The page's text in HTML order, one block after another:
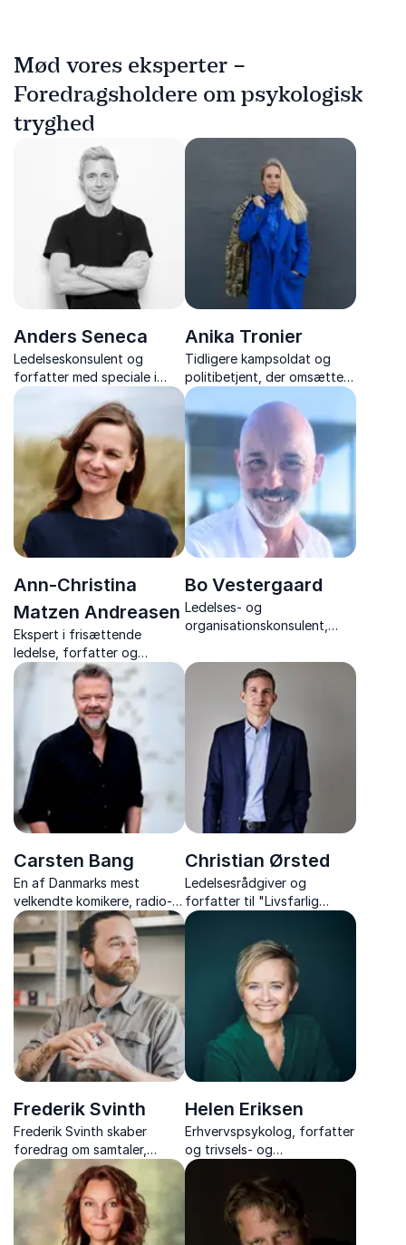
Mød vores eksperter –
Foredragsholdere om psykologisk
tryghed
Anders Seneca
Ledelseskonsulent og
forfatter med speciale i
kerneopgaven, med fokus
på hvordan vi kommer fra
hensigt til handling, og fra
standarder til succes.
Anika Tronier
Tidligere kampsoldat og
politibetjent, der omsætter
frygt, mod og ansvar til
konkret adfærd, kultur og
psykologisk tryghed i
organisationer.
Ann-Christina
Matzen Andreasen
Ekspert i frisættende
ledelse, forfatter og
inspirerende
foredragsholder
Bo Vestergaard
Ledelses- og
organisationskonsulent,
er ekspert i fair proces og
forandringsledelse
Carsten Bang
En af Danmarks mest
velkendte komikere, radio-
og tv-vært og formidler, gør
humor til et vigtigt værktøj i
hverdagen og kulturen på
arbejdspladsen.
Christian Ørsted
Ledelsesrådgiver og
forfatter til "Livsfarlig
ledelse" og "Fatale
forandringer". En af de mest
anvendte eksperter inden
for ledelse og psykologisk
Frederik Svinth
Frederik Svinth skaber
foredrag om samtaler,
fællesskab og relationer
med varme, humor og et
sprog, der rammer det, vi
alle kender.
Helen Eriksen
Erhvervspsykolog, forfatter
og trivsels- og
forandringsekspert